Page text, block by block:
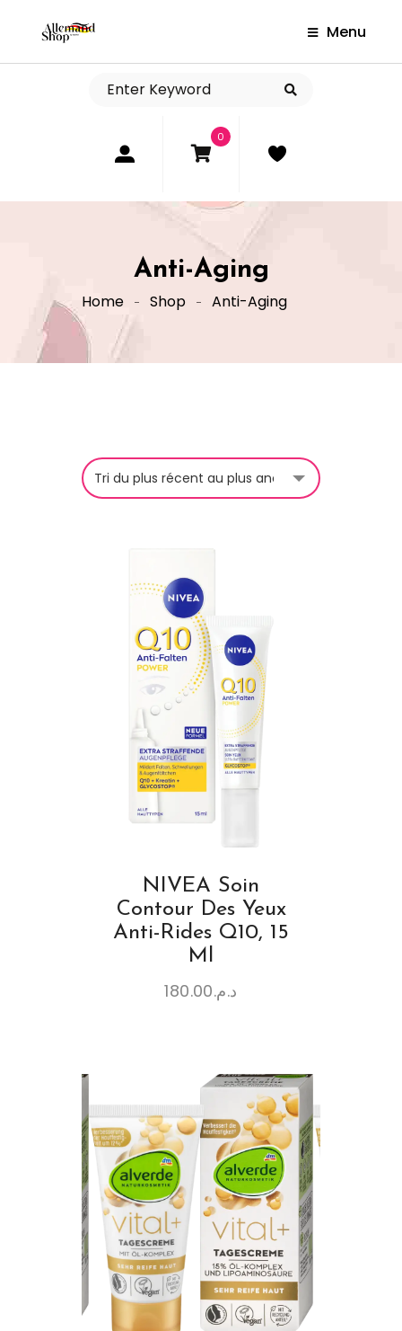
Menu
0
Anti-Aging
Home Shop Anti-Aging
NIVEA Soin
Contour Des Yeux
Anti-Rides Q10, 15
Ml
د.م.180.00